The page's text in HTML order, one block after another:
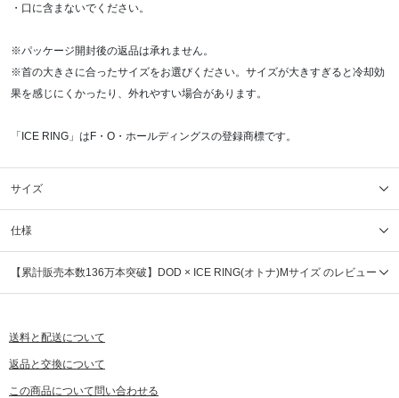
・口に含まないでください。
※パッケージ開封後の返品は承れません。
※首の大きさに合ったサイズをお選びください。サイズが大きすぎると冷却効
果を感じにくかったり、外れやすい場合があります。
「ICE RING」はF・O・ホールディングスの登録商標です。
サイズ
仕様
【累計販売本数136万本突破】DOD × ICE RING(オトナ)Mサイズ のレビュー
送料と配送について
返品と交換について
この商品について問い合わせる